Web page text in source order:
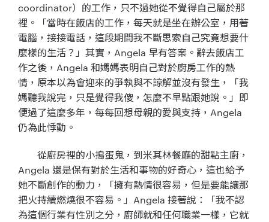
coordinator）的工作，只不過她從不覺得自己屬於那
裡。「當時在飯店的工作，每天就是坐在辦公室，用著
電腦，接接電話，這段期間我不斷思索自己究竟想要什
麼樣的生活？」其實，Angela 早有答案。辭去飯店工
作之後，Angela 和媽媽表明自己對於廚房工作的熱
情，原本以為會迎來的爭執與不諒解並沒有發生，「我
媽聽我說完，只是覺得我傻，怎麼不早點跟她說。」即
便過了這麼多年，每每回想母親的愛與支持，Angela
仍為此悸動。
從廚房裡的小搗蛋鬼，到米其林餐廳的甜點主廚，
Angela 還是保有對於生活和事物的好奇心，這也給予
她不斷創作的動力，「擁有熱情很容易，但是要能讓那
把火持續燃燒很不容易。」Angela 接著說：「我不認
為這個行業有性別之分，廚師就和任何職業一樣，它就